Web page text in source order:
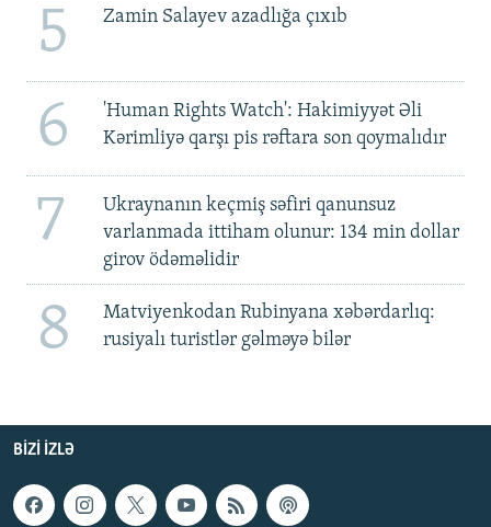
5 Zamin Salayev azadlığa çıxıb
6
'Human Rights Watch': Hakimiyyət Əli
Kərimliyə qarşı pis rəftara son qoymalıdır
7
Ukraynanın keçmiş səfiri qanunsuz
varlanmada ittiham olunur: 134 min dollar
girov ödəməlidir
8
Matviyenkodan Rubinyana xəbərdarlıq:
rusiyalı turistlər gəlməyə bilər
BIZI IZLƏ